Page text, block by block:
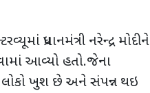
પ્રધાનમંત્રી નરેન્દ્ર મોદીને
આવ્યો હતો.જેના
લોકો ખુશ છે અને સંપન્ન થઇ